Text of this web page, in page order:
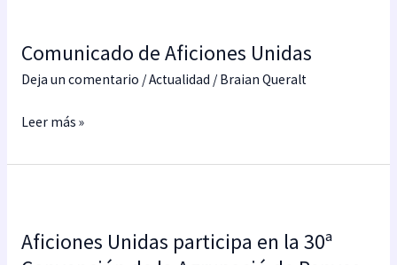
Comunicado de Aficiones Unidas
Deja un comentario /Actualidad / Braian Queralt
Aficiones
Unidas
Leer más »
Aficiones Unidas participa en la 30ª
participa